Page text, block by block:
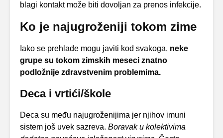
blagi kontakt može biti dovoljan za prenos infekcije.
Ko je najugroženiji tokom zime
Iako se prehlade mogu javiti kod svakoga, neke
grupe su tokom zimskih meseci znatno
podložnije zdravstvenim problemima.
Deca i vrtići/škole
Deca su među najugroženijima jer njihov imuni
sistem još uvek sazreva. Boravak u kolektivima